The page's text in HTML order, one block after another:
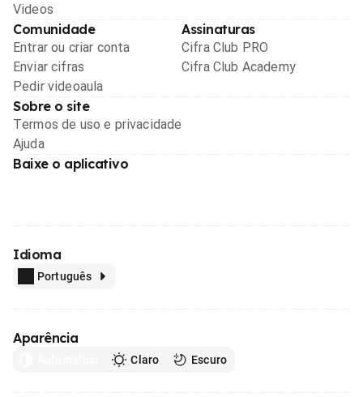
Videos
Comunidade
Entrar ou criar conta
Enviar cifras
Pedir videoaula
Assinaturas
Cifra Club PRO
Cifra Club Academy
Sobre o site
Termos de uso e privacidade
Ajuda
Baixe o aplicativo
Idioma
Português
Aparência
Claro Escuro